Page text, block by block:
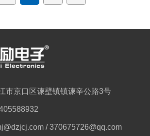
市京口区谏壁镇镇谏辛公路3号
/ 370675726@qq.com